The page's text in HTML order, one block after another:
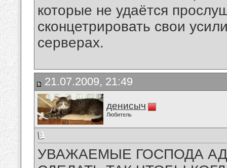
которые не удаётся
сконцетрировать свои
серверах.
21.07.2009, 21:49
денисыч
Любитель
УВАЖАЕМЫЕ ГОСПОДА